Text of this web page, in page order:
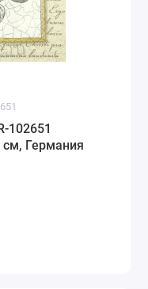
102651
Германия